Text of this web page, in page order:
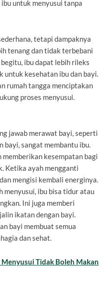
untuk menyusui tanpa
tetapi dampaknya
tenang dan tidak terbebani
ibu dapat lebih rileks
untuk kesehatan ibu dan bayi.
rumah tangga menciptakan
proses menyusui.
jawab merawat bayi, seperti
bayi, sangat membantu ibu.
memberikan kesempatan bagi
Ketika ayah mengganti
mengisi kembali energinya.
menyusui, ibu bisa tidur atau
Ini juga memberi
ikatan dengan bayi.
bayi membuat semua
dan sehat.
Tidak Boleh Makan